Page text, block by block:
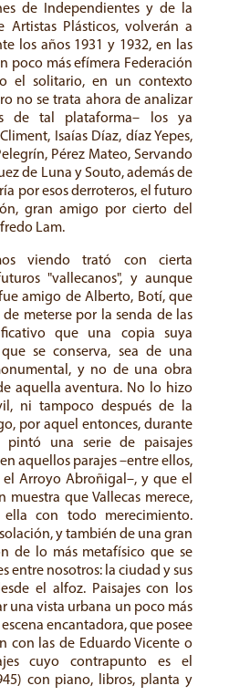
de Independientes y de la
Artistas Plásticos, volverán a
los años 1931 y 1932, en las
poco más efímera Federación
el solitario, en un contexto
no se trata ahora de analizar
de tal plataforma– los ya
Isaías Díaz, díaz Yepes,
Pérez Mateo, Servando
de Luna y Souto, además de
por esos derroteros, el futuro
gran amigo por cierto del
Lam.
viendo trató con cierta
"vallecanos", y aunque
amigo de Alberto, Botí, que
meterse por la senda de las
que una copia suya
se conserva, sea de una
y no de una obra
aquella aventura. No lo hizo
ni tampoco después de la
por aquel entonces, durante
pintó una serie de paisajes
aquellos parajes –entre ellos,
Arroyo Abroñigal–, y que el
que Vallecas merece,
con todo merecimiento.
y también de una gran
de lo más metafísico que se
entre nosotros: la ciudad y sus
el alfoz. Paisajes con los
una vista urbana un poco más
encantadora, que posee
con las de Eduardo Vicente o
cuyo contrapunto es el
con piano, libros, planta y